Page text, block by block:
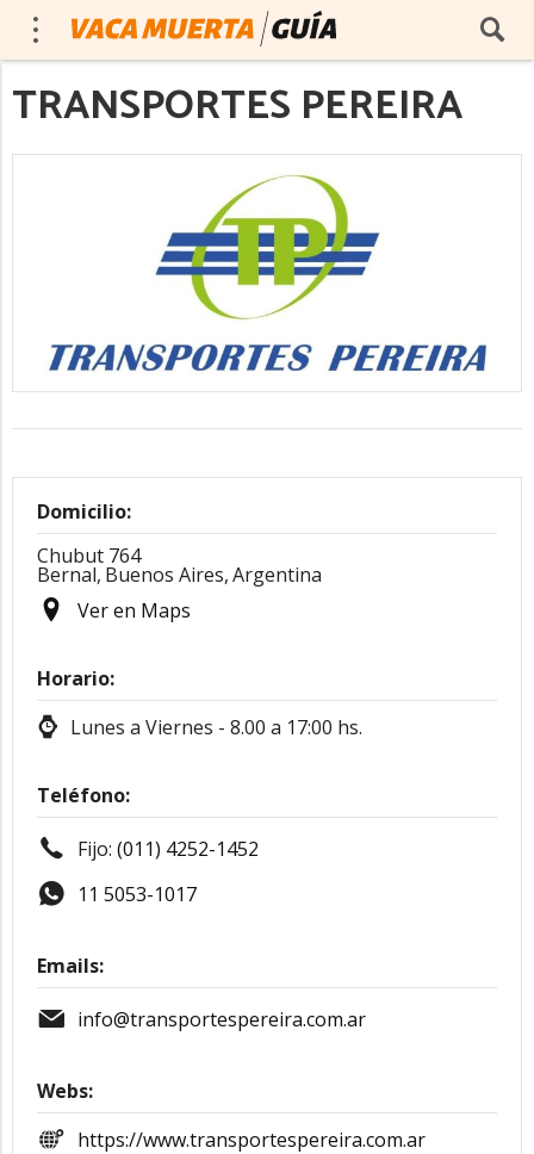
TRANSPORTES PEREIRA
Domicilio:
Chubut 764
Bernal, Buenos Aires,Argentina
Ver en Maps
Horario:
Lunes a Viernes - 8.00 a 17:00 hs.
Teléfono:
Fijo: (011) 4252-1452
11 5053-1017
Emails:
info@transportespereira.com.ar
Webs:
https://www.transportespereira.com.ar